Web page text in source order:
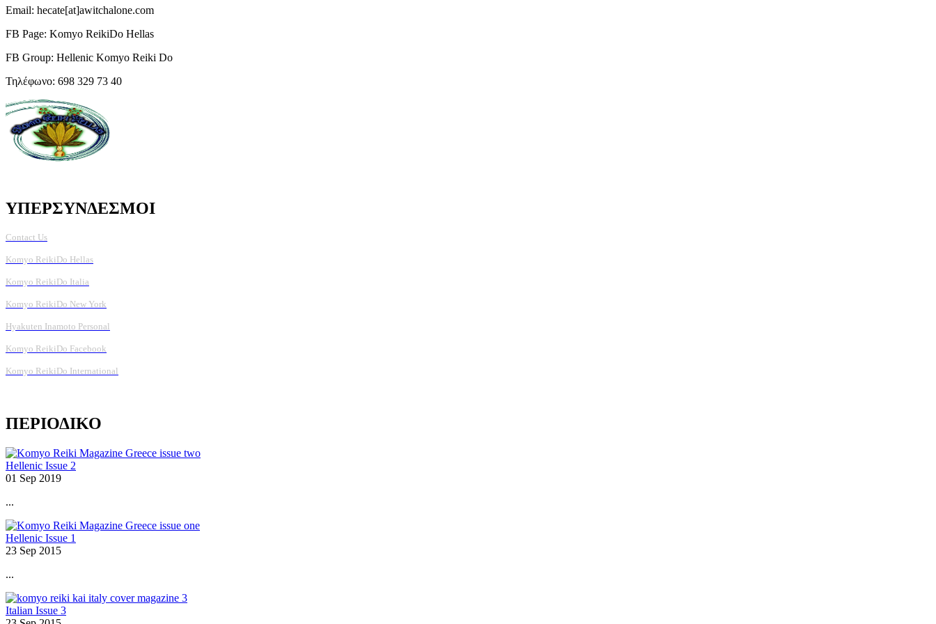
Email: hecate[at]awitchalone.com
FB Page: Komyo ReikiDo Hellas
FB Group: Hellenic Komyo Reiki Do
Τηλέφωνο: 698 329 73 40
ΥΠΕΡΣΥΝΔΕΣΜΟΙ
Contact Us
Komyo ReikiDo Hellas
Komyo ReikiDo Italia
Komyo ReikiDo New York
Hyakuten Inamoto Personal
Komyo ReikiDo Facebook
Komyo ReikiDo International
ΠΕΡΙΟΔΙΚΟ
Hellenic Issue 2
01 Sep 2019
...
Hellenic Issue 1
23 Sep 2015
...
Italian Issue 3